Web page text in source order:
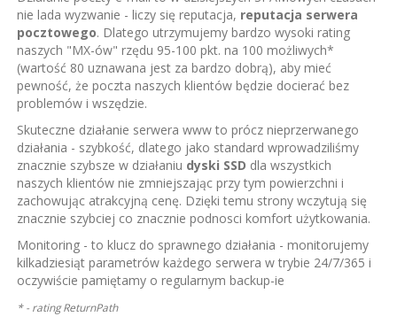
nie lada wyzwanie - liczy się reputacja, reputacja serwera
pocztowego. Dlatego utrzymujemy bardzo wysoki rating
naszych "MX-ów" rzędu 95-100 pkt. na 100 możliwych*
(wartość 80 uznawana jest za bardzo dobrą), aby mieć
pewność, że poczta naszych klientów będzie docierać bez
problemów i wszędzie.
Skuteczne działanie serwera www to prócz nieprzerwanego
działania - szybkość, dlatego jako standard wprowadziliśmy
znacznie szybsze w działaniu dyski SSD dla wszystkich
naszych klientów nie zmniejszając przy tym powierzchni i
zachowując atrakcyjną cenę. Dzięki temu strony wczytują się
znacznie szybciej co znacznie podnosci komfort użytkowania.
Monitoring - to klucz do sprawnego działania - monitorujemy
kilkadziesiąt parametrów każdego serwera w trybie 24/7/365 i
oczywiście pamiętamy o regularnym backup-ie
* - rating ReturnPath